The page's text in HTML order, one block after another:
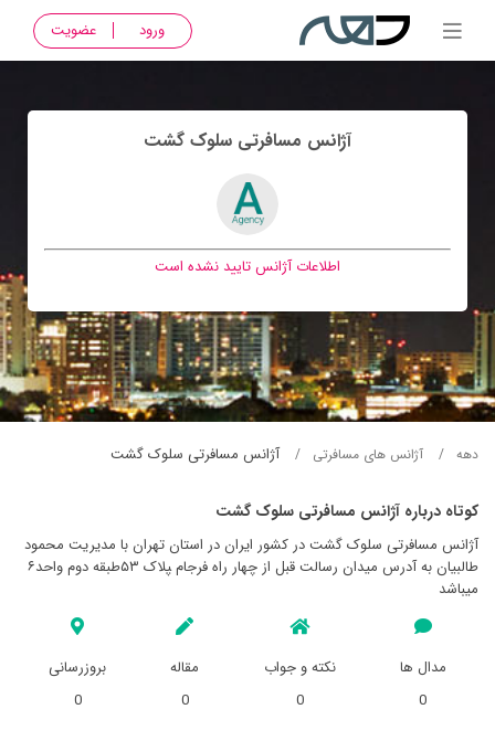
ورود عضویت
آژانس مسافرتی سلوک گشت
اطلاعات آژانس تایید نشده است
دهه آژانس های مسافرتی آژانس مسافرتی سلوک گشت
کوتاه درباره آژانس مسافرتی سلوک گشت
آژانس مسافرتی سلوک گشت در کشور ایران در استان تهران با مدیریت محمود
طالبیان به آدرس میدان رسالت قبل از چهار راه فرجام ‍پلاک ۵۳طبقه دوم واحد۶
میباشد
مدال ها
0
نکته و جواب
0
مقاله
0
بروزرسانی
0